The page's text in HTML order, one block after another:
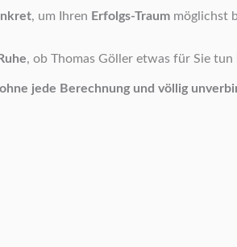
, um Ihren Erfolgs-Traum möglichst
, ob Thomas Göller etwas für Sie
ohne jede Berechnung und völlig